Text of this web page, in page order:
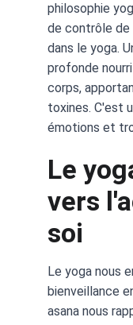
philosophie
de contrôle de
dans le yoga.
profonde
corps,
toxines. C'est
émotions et
Le
vers
soi
Le yoga nous
bienveillance
asana nous